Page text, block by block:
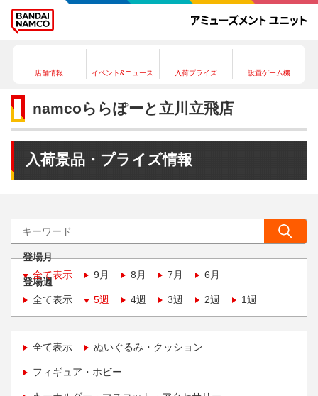
店舗情報 イベント&ニュース 入荷プライズ 設置ゲーム機
namcoららぽーと立川立飛店
入荷景品・プライズ情報
登場月
全て表示
9月 8月 7月 6月
登場週
全て表示
5週 4週 3週 2週 1週
全て表示 ぬいぐるみ・クッション
フィギュア・ホビー